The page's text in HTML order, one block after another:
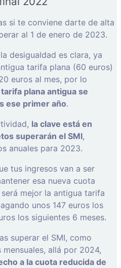
si te conviene darte de alta
al 1 de enero de 2023.
desigualdad es clara, ya
tarifa plana (60 euros)
euros al mes, por lo
plana antigua se
ese primer año.
la clave está en
superarán el SMI,
anuales para 2023.
tus ingresos van a ser
esa nueva cuota
mejor la antigua tarifa
unos 147 euros los
los siguientes 6 meses.
superar el SMI, como
allá por 2024,
a la cuota reducida de